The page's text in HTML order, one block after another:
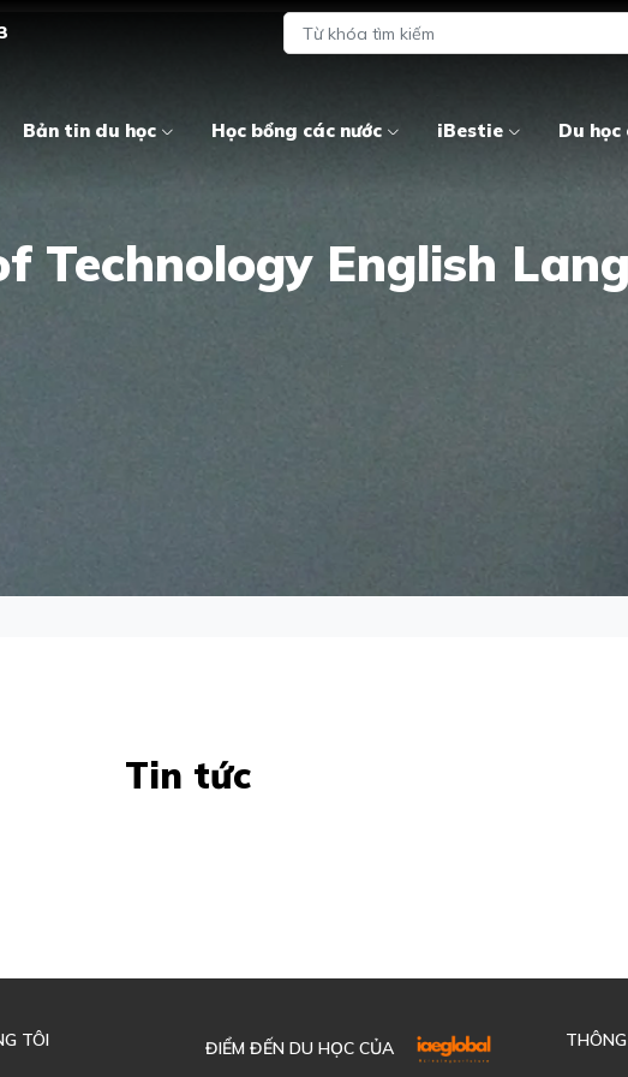
Bản tin du học Học bổng các nước iBestie Du học
Technology English
Tin tức
TÔI ĐIỂM ĐẾN DU HỌC CỦA